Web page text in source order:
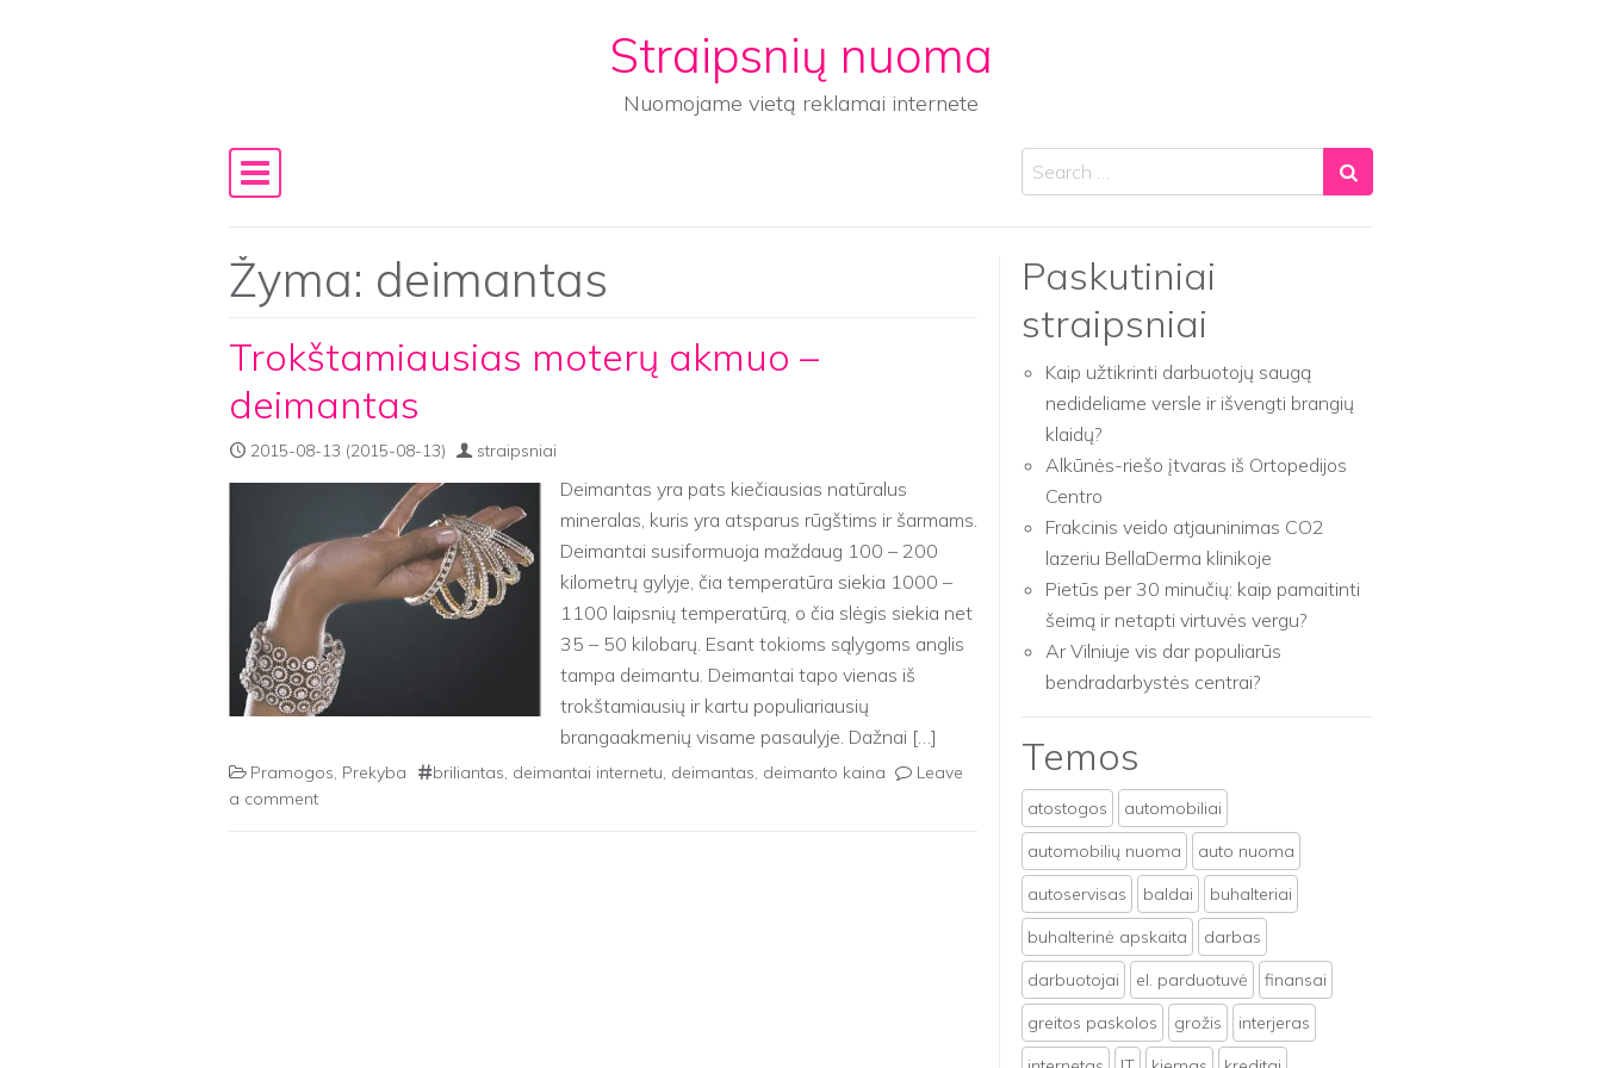
Straipsnių nuoma
Nuomojame vietą reklamai internete
Main Navigation
Search
Žyma: deimantas
Trokštamiausias moterų akmuo –
deimantas
2015-08-13 (2015-08-13) straipsniai
Deimantas yra pats kiečiausias natūralus
mineralas, kuris yra atsparus rūgštims ir šarmams.
Deimantai susiformuoja maždaug 100 – 200
kilometrų gylyje, čia temperatūra siekia 1000 –
1100 laipsnių temperatūrą, o čia slėgis siekia net
35 – 50 kilobarų. Esant tokioms sąlygoms anglis
tampa deimantu. Deimantai tapo vienas iš
trokštamiausių ir kartu populiariausių
brangaakmenių visame pasaulyje. Dažnai […]
Pramogos, Prekyba briliantas, deimantai internetu, deimantas, deimanto kaina
Leave
a comment
Paskutiniai
straipsniai
Kaip užtikrinti darbuotojų saugą
nedideliame versle ir išvengti brangių
klaidų?
Alkūnės-riešo įtvaras iš Ortopedijos
Centro
Frakcinis veido atjauninimas CO2
lazeriu BellaDerma klinikoje
Pietūs per 30 minučių: kaip pamaitinti
šeimą ir netapti virtuvės vergu?
Ar Vilniuje vis dar populiarūs
bendradarbystės centrai?
Temos
atostogos
automobiliai
automobilių nuoma
auto nuoma
autoservisas
baldai
buhalteriai
buhalterinė apskaita
darbas
darbuotojai
el. parduotuvė
finansai
greitos paskolos
grožis
interjeras